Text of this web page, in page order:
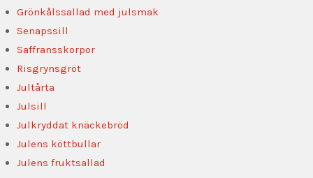
Grönkålssallad med julsmak
Senapssill
Saffransskorpor
Risgrynsgröt
Jultårta
Julsill
Julkryddat knäckebröd
Julens köttbullar
Julens fruktsallad